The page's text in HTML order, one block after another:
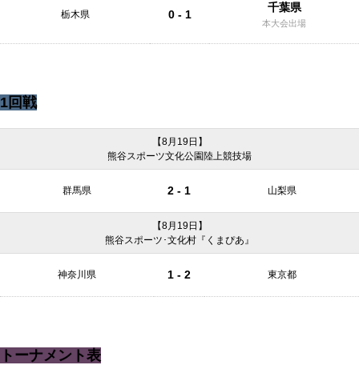
栃木県 0 - 1
千葉県
本大会出場
1回戦
【8月19日】
熊谷スポーツ文化公園陸上競技場
群馬県 2 - 1 山梨県
【8月19日】
熊谷スポーツ･文化村『くまぴあ』
神奈川県 1 - 2 東京都
トーナメント表